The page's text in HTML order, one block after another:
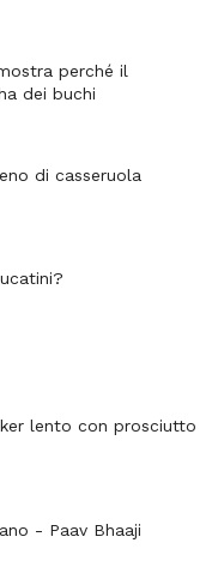
perché il
dei buchi
di casseruola
lento con prosciutto
- Paav Bhaaji